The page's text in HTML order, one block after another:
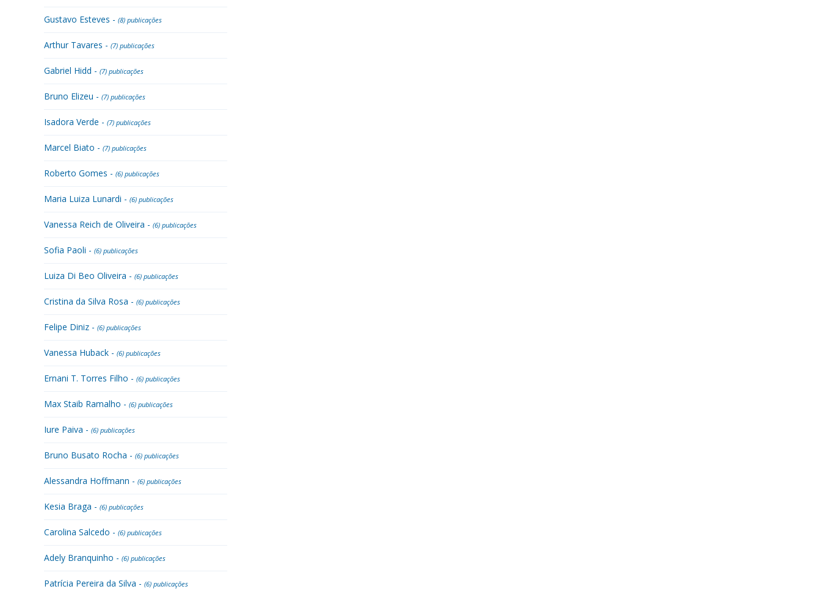
Gustavo Esteves - (8) publicações
Arthur Tavares - (7) publicações
Gabriel Hidd - (7) publicações
Bruno Elizeu - (7) publicações
Isadora Verde - (7) publicações
Marcel Biato - (7) publicações
Roberto Gomes - (6) publicações
Maria Luiza Lunardi - (6) publicações
Vanessa Reich de Oliveira - (6) publicações
Sofia Paoli - (6) publicações
Luiza Di Beo Oliveira - (6) publicações
Cristina da Silva Rosa - (6) publicações
Felipe Diniz - (6) publicações
Vanessa Huback - (6) publicações
Ernani T. Torres Filho - (6) publicações
Max Staib Ramalho - (6) publicações
Iure Paiva - (6) publicações
Bruno Busato Rocha - (6) publicações
Alessandra Hoffmann - (6) publicações
Kesia Braga - (6) publicações
Carolina Salcedo - (6) publicações
Adely Branquinho - (6) publicações
Patrícia Pereira da Silva - (6) publicações